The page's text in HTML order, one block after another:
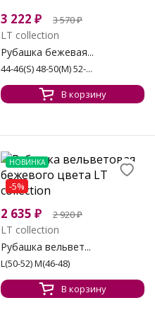
3 222 ₽ 3 570₽
LT collection
Рубашка бежевая...
44-46(S) 48-50(М) 52-...
В корзину
НОВИНКА
-5%
2 635 ₽ 2 920₽
LT collection
Рубашка вельвет...
L(50-52) M(46-48)
В корзину